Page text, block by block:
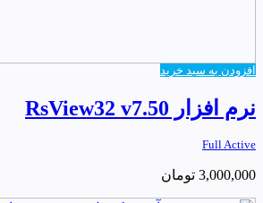
افزودن به سبد خرید
نرم افزار RsView32 v7.50
Full Active
3,000,000 تومان